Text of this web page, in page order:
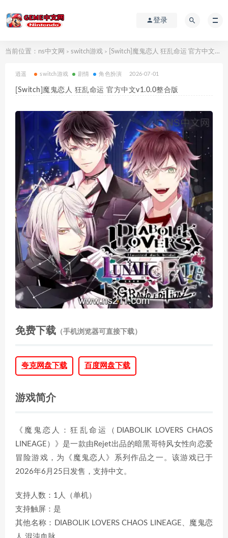
登录
当前位置： ns中文网 > switch游戏 > [Switch]魔鬼恋人 狂乱命运 官方中文v1.0.0整合版
逍遥 switch游戏 剧情 角色扮演 2026-07-01
[Switch]魔鬼恋人 狂乱命运 官方中文v1.0.0整合版
免费下载 （手机浏览器可直接下载）
夸克网盘下载 百度网盘下载
游戏简介
《魔鬼恋人：狂乱命运（DIABOLIK LOVERS CHAOS
LINEAGE）》是一款由Rejet出品的暗黑哥特风女性向恋爱
冒险游戏，为《魔鬼恋人》系列作品之一。该游戏已于
2026年6月25日发售，支持中文。
支持人数：1人（单机）
支持触屏：是
其他名称：DIABOLIK LOVERS CHAOS LINEAGE、魔鬼恋